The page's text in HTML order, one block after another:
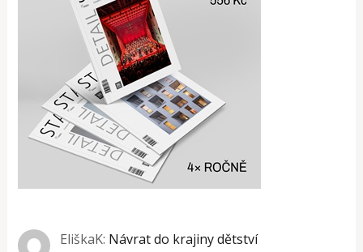
EliškaK: Návrat do krajiny dětství